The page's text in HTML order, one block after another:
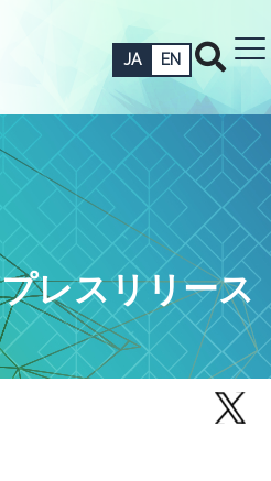
JA EN
プレスリリース